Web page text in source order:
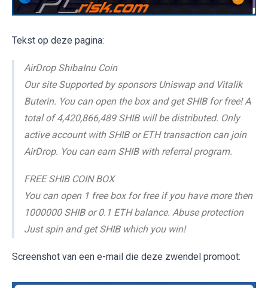
Tekst op deze pagina:
AirDrop ShibaInu Coin
Our site Supported by sponsors Uniswap and Vitalik
Buterin. You can open the box and get SHIB for free! A
total of 4,420,866,489 SHIB will be distributed. Only
active account with SHIB or ETH transaction can join
AirDrop. You can earn SHIB with referral program.
FREE SHIB COIN BOX
You can open 1 free box for free if you have more then
1000000 SHIB or 0.1 ETH balance. Abuse protection
Just spin and get SHIB which you win!
Screenshot van een e-mail die deze zwendel promoot: